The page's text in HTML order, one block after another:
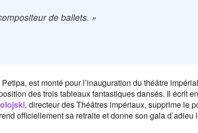
de ballets. »
est monté pour l’inauguration du théâtre impérial
des trois tableaux fantastiques dansés. Il écrit
, directeur des Théâtres impériaux, supprime le
officiellement sa retraite et donne son gala d’adieu